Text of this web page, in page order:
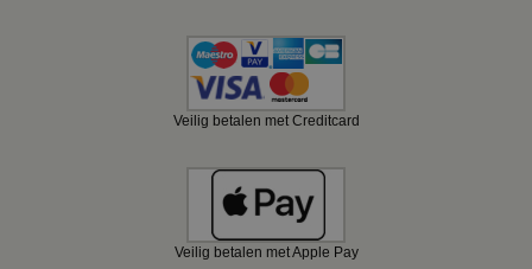
Veilig betalen met Creditcard
Veilig betalen met Apple Pay